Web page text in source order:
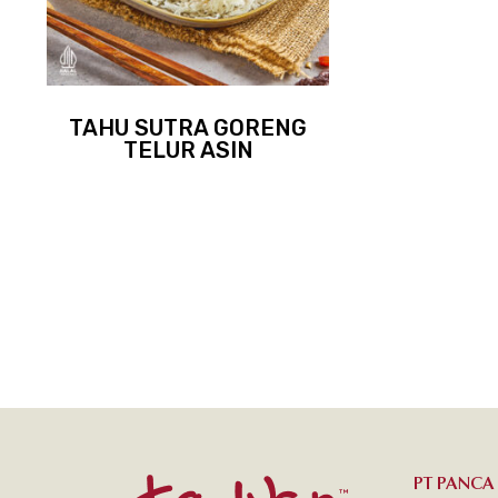
TAHU SUTRA GORENG
TELUR ASIN
PT